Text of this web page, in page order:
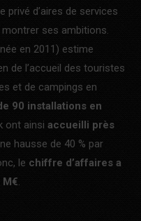
privé d’aires de services
ses ambitions.
en 2011) estime
de l’accueil des touristes
et de campings en
90 installations en
ont ainsi accueilli près
hausse de 40 % par
le chiffre d’affaires a
M€.